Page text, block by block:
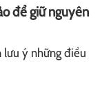
để giữ nguyên
lưu ý những điều